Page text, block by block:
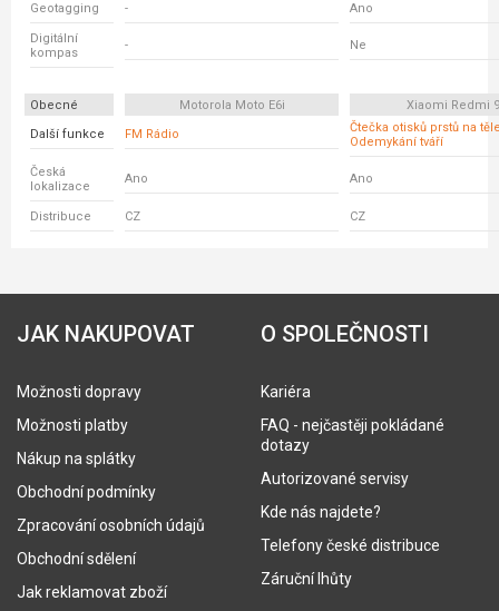
Geotagging - Ano
Digitální
kompas
- Ne
Obecné Motorola Moto E6i
Xiaomi Redmi
Další funkce
FM Rádio
Čtečka otisků prstů na
Odemykání tváří
Česká
lokalizace
Ano Ano
Distribuce CZ CZ
JAK NAKUPOVAT
Možnosti dopravy
Možnosti platby
Nákup na splátky
Obchodní podmínky
Zpracování osobních údajů
Obchodní sdělení
Jak reklamovat zboží
O SPOLEČNOSTI
Kariéra
FAQ - nejčastěji pokládané
dotazy
Autorizované servisy
Kde nás najdete?
Telefony české distribuce
Záruční lhůty